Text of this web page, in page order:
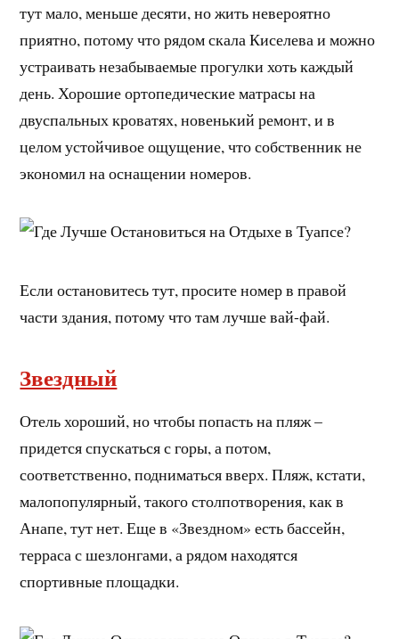
тут мало, меньше десяти, но жить невероятно
приятно, потому что рядом скала Киселева и можно
устраивать незабываемые прогулки хоть каждый
день. Хорошие ортопедические матрасы на
двуспальных кроватях, новенький ремонт, и в
целом устойчивое ощущение, что собственник не
экономил на оснащении номеров.
Если остановитесь тут, просите номер в правой
части здания, потому что там лучше вай-фай.
Звездный
Отель хороший, но чтобы попасть на пляж –
придется спускаться с горы, а потом,
соответственно, подниматься вверх. Пляж, кстати,
малопопулярный, такого столпотворения, как в
Анапе, тут нет. Еще в «Звездном» есть бассейн,
терраса с шезлонгами, а рядом находятся
спортивные площадки.